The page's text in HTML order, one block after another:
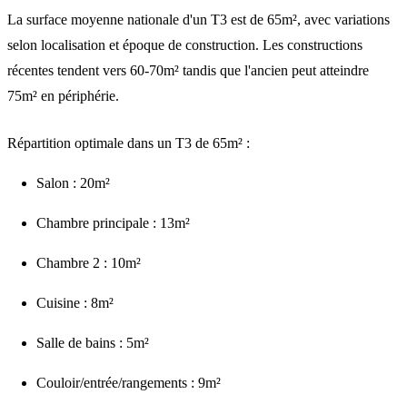
La surface moyenne nationale d'un T3 est de 65m², avec variations
selon localisation et époque de construction. Les constructions
récentes tendent vers 60-70m² tandis que l'ancien peut atteindre
75m² en périphérie.
Répartition optimale dans un T3 de 65m² :
Salon : 20m²
Chambre principale : 13m²
Chambre 2 : 10m²
Cuisine : 8m²
Salle de bains : 5m²
Couloir/entrée/rangements : 9m²